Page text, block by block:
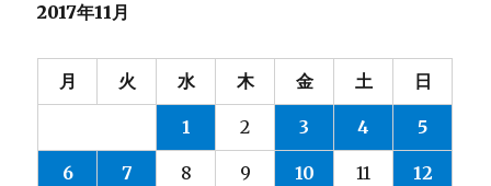
2017年11月
月 火 水 木 金 土 日
1 2 3 4 5
6 7 8 9 10 11 12